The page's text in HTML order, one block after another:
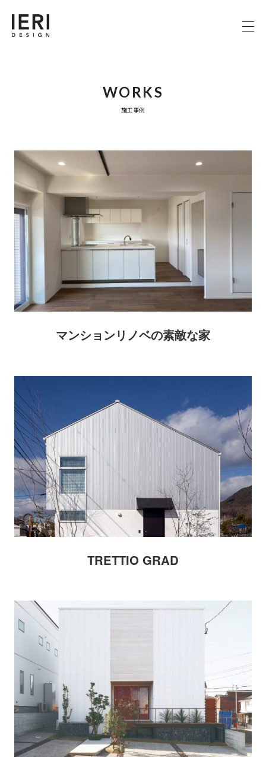
WORKS
施工事例
マンションリノベの素敵な家
TRETTIO GRAD